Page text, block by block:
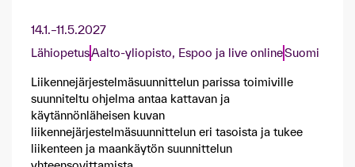
14.1.–11.5.2027
LähiopetusAalto-yliopisto, Espoo ja live onlineSuomi
Liikennejärjestelmäsuunnittelun parissa toimiville
suunniteltu ohjelma antaa kattavan ja
käytännönläheisen kuvan
liikennejärjestelmäsuunnittelun eri tasoista ja tukee
liikenteen ja maankäytön suunnittelun